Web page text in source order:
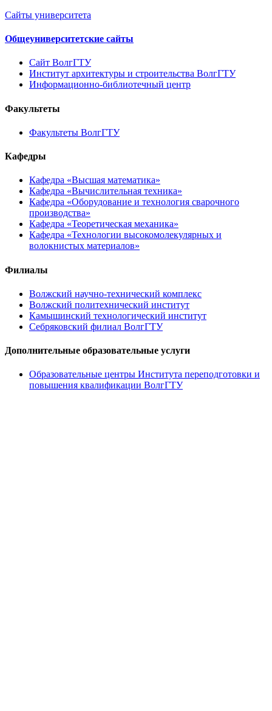
Сайты университета
Общеуниверситетские сайты
Сайт ВолгГТУ
Институт архитектуры и строительства ВолгГТУ
Информационно-библиотечный центр
Факультеты
Факультеты ВолгГТУ
Кафедры
Кафедра «Высшая математика»
Кафедра «Вычислительная техника»
Кафедра «Оборудование и технология сварочного
производства»
Кафедра «Теоретическая механика»
Кафедра «Технологии высокомолекулярных и
волокнистых материалов»
Филиалы
Волжский научно-технический комплекс
Волжский политехнический институт
Камышинский технологический институт
Себряковский филиал ВолгГТУ
Дополнительные образовательные услуги
Образовательные центры Института переподготовки и
повышения квалификации ВолгГТУ